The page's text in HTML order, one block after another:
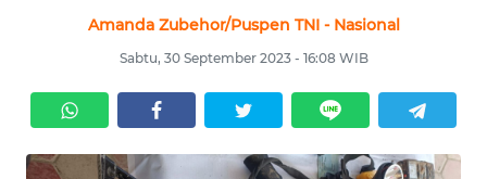
Amanda Zubehor/Puspen TNI - Nasional
Sabtu, 30 September 2023 - 16:08 WIB
EKUIN